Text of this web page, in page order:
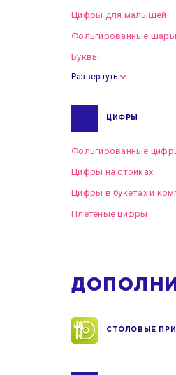
Цифры для малышей
Фольгированные
Буквы
Развернуть
ЦИФРЫ
Фольгированные
Цифры на стойках
Цифры в букетах и
Плетеные цифры
СТОЛОВЫЕ